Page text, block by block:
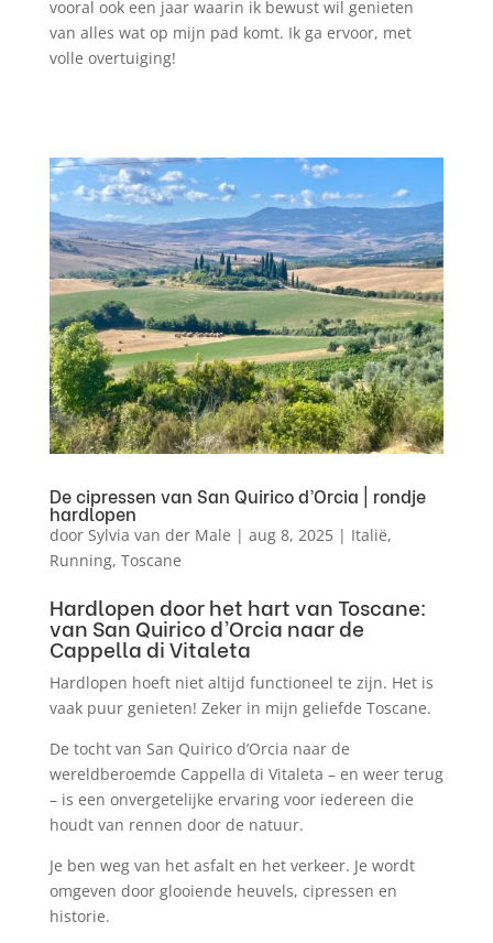
vooral ook een jaar waarin ik bewust wil genieten
van alles wat op mijn pad komt. Ik ga ervoor, met
volle overtuiging!
De cipressen van San Quirico d’Orcia | rondje
hardlopen
door Sylvia van der Male | aug 8, 2025| Italië,
Running, Toscane
Hardlopen door het hart van Toscane:
van San Quirico d’Orcia naar de
Cappella di Vitaleta
Hardlopen hoeft niet altijd functioneel te zijn. Het is
vaak puur genieten! Zeker in mijn geliefde Toscane.
De tocht van San Quirico d’Orcia naar de
wereldberoemde Cappella di Vitaleta – en weer terug
– is een onvergetelijke ervaring voor iedereen die
houdt van rennen door de natuur.
Je ben weg van het asfalt en het verkeer. Je wordt
omgeven door glooiende heuvels, cipressen en
historie.